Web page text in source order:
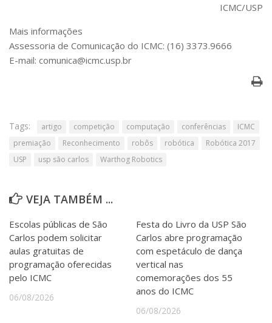
ICMC/USP
Mais informações
Assessoria de Comunicação do ICMC: (16) 3373.9666
E-mail: comunica@icmc.usp.br
Tags: artigo competição computação conferências
ICMC
premiação
Reconhecimento robôs robótica
Robótica 2017
USP
usp são carlos Warthog Robotics
VEJA TAMBÉM ...
Escolas públicas de São
Carlos podem solicitar
aulas gratuitas de
programação oferecidas
pelo ICMC
06/08/2026
Festa do Livro da USP São
Carlos abre programação
com espetáculo de dança
vertical nas
comemorações dos 55
anos do ICMC
06/08/2026